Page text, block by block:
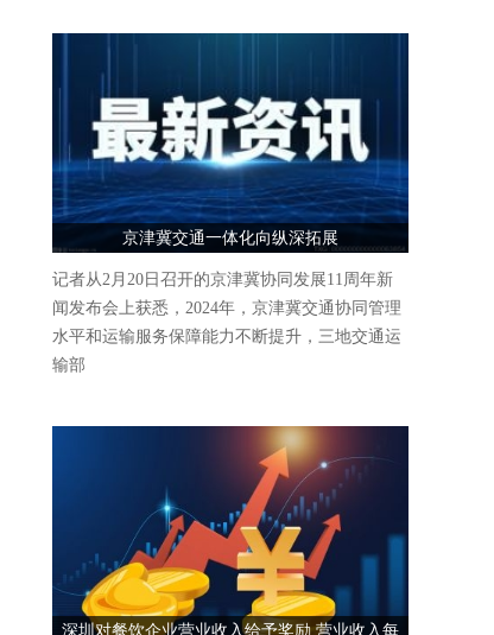
京津冀交通一体化向纵深拓展
记者从2月20日召开的京津冀协同发展11周年新
闻发布会上获悉，2024年，京津冀交通协同管理
水平和运输服务保障能力不断提升，三地交通运
输部
深圳对餐饮企业营业收入给予奖励 营业收入每